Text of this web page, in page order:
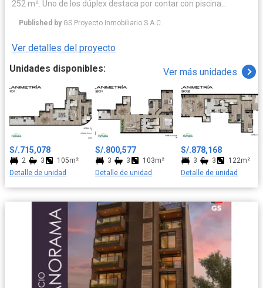
252 m². Uno de los dúplex destaca por contar con piscina
segundo ofrece una amplia terraza con parrilla, ideal para el
Published by GS Proyecto Inmobiliario S.A.C.
Ver detalles del proyecto
Unidades disponibles:
Ver más unidades
S/.715,078
2 3
105m²
Detalle de unidad
S/.800,577
3 3
103m²
Detalle de unidad
S/.878,168
3 3
122m²
Detalle de unidad